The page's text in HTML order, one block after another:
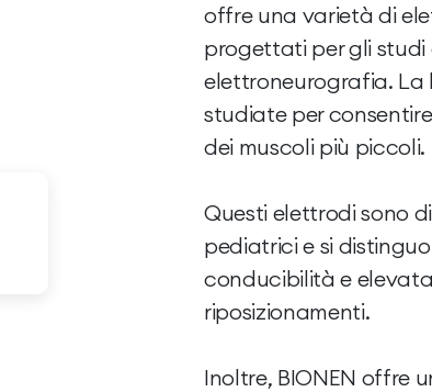
offre una varietà di
progettati per gli studi
elettroneurografia. La
studiate per
dei muscoli più piccoli.
Questi elettrodi sono
pediatrici e si
conducibilità e
riposizionamenti.
Inoltre, BIONEN offre